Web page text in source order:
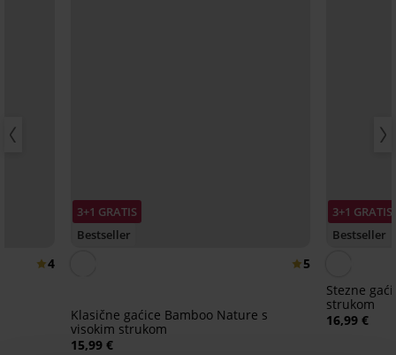
4
3+1 GRATIS
Bestseller
5
Klasične gaćice Bamboo Nature s
visokim strukom
15,99 €
3+1 GRATIS
Bestseller
Stezne
strukom
16,99 €